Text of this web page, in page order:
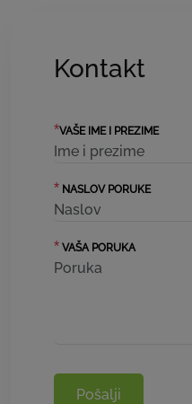
Kontakt
*VAŠE IME I PREZIME
* NASLOV PORUKE
* VAŠA PORUKA
Pošalji